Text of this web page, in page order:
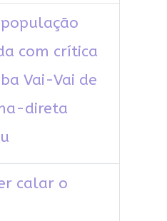
com crítica
Vai-Vai de
direta
calar o